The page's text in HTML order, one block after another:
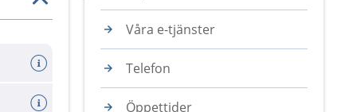
Våra e-tjänster
Telefon
Öppettider